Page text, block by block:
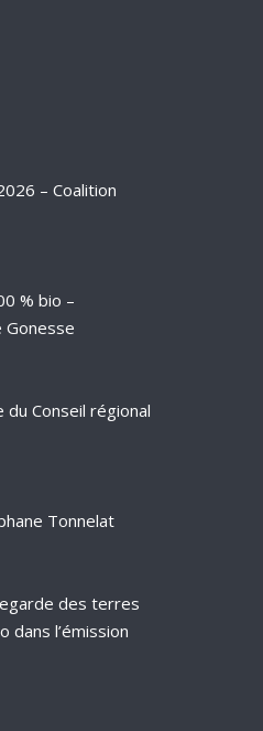
– Coalition
% bio –
Gonesse
Conseil régional
Tonnelat
des terres
dans l’émission